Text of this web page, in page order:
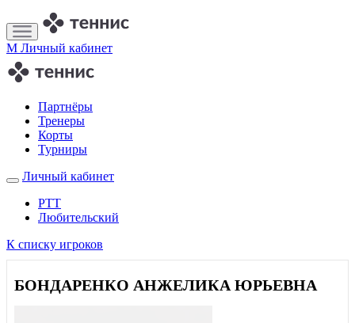
M Личный кабинет
Партнёры
Тренеры
Корты
Турниры
Личный кабинет
РТТ
Любительский
К списку игроков
БОНДАРЕНКО АНЖЕЛИКА ЮРЬЕВНА